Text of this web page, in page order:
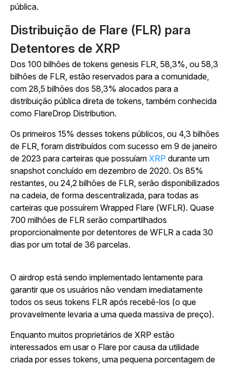
pública.
Distribuição de Flare (FLR) para
Detentores de XRP
Dos 100 bilhões de tokens genesis FLR, 58,3%, ou 58,3
bilhões de FLR, estão reservados para a comunidade,
com 28,5 bilhões dos 58,3% alocados para a
distribuição pública direta de tokens, também conhecida
como FlareDrop Distribution.
Os primeiros 15% desses tokens públicos, ou 4,3 bilhões
de FLR, foram distribuídos com sucesso em 9 de janeiro
de 2023 para carteiras que possuíam XRP durante um
snapshot concluído em dezembro de 2020. Os 85%
restantes, ou 24,2 bilhões de FLR, serão disponibilizados
na cadeia, de forma descentralizada, para todas as
carteiras que possuírem Wrapped Flare (WFLR). Quase
700 milhões de FLR serão compartilhados
proporcionalmente por detentores de WFLR a cada 30
dias por um total de 36 parcelas.
O airdrop está sendo implementado lentamente para
garantir que os usuários não vendam imediatamente
todos os seus tokens FLR após recebê-los (o que
provavelmente levaria a uma queda massiva de preço).
Enquanto muitos proprietários de XRP estão
interessados em usar o Flare por causa da utilidade
criada por esses tokens, uma pequena porcentagem de